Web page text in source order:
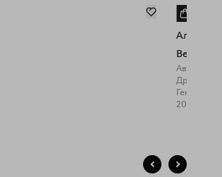
Алан
Весна
Авторская
Другое
Гендер,
200 x 150